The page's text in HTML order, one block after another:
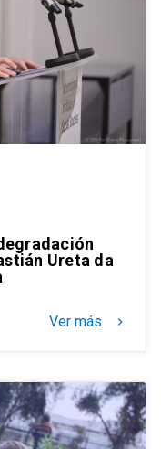
Ureta da
Ver más keyboard_arrow_right